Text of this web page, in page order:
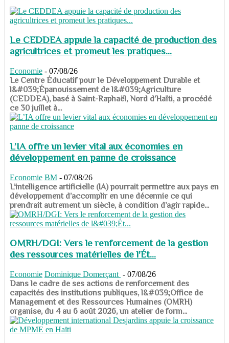
Le CEDDEA appuie la capacité de production des
agricultrices et promeut les pratiques...
Economie - 07/08/26
​​​​​​​Le Centre Éducatif pour le Développement Durable et
l&#039;Épanouissement de l&#039;Agriculture
(CEDDEA), basé à Saint-Raphaël, Nord d’Haïti, a procédé
ce 30 juillet à...
L’IA offre un levier vital aux économies en
développement en panne de croissance
Economie BM - 07/08/26
​​​​​​​L’intelligence artificielle (IA) pourrait permettre aux pays en
développement d’accomplir en une décennie ce qui
prendrait autrement un siècle, à condition d’agir rapide...
OMRH/DGI: Vers le renforcement de la gestion
des ressources matérielles de l'Ét...
Economie Dominique Domerçant - 07/08/26
Dans le cadre de ses actions de renforcement des
capacités des institutions publiques, l&#039;Office de
Management et des Ressources Humaines (OMRH)
organise, du 4 au 6 août 2026, un atelier de form...